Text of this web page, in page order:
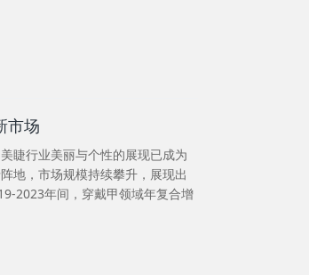
市场
睫行业美丽与个性的展现已成为
地，市场规模持续攀升，展现出
2023年间，穿戴甲领域年复合增